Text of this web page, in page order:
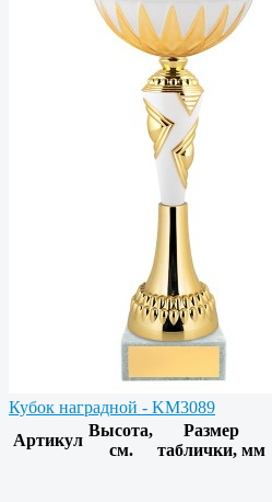
Кубок наградной - KM3089
Артикул
Высота,
см.
Размер
таблички, мм